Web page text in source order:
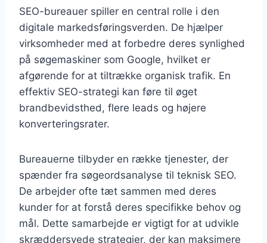
SEO-bureauer spiller en central rolle i den
digitale markedsføringsverden. De hjælper
virksomheder med at forbedre deres synlighed
på søgemaskiner som Google, hvilket er
afgørende for at tiltrække organisk trafik. En
effektiv SEO-strategi kan føre til øget
brandbevidsthed, flere leads og højere
konverteringsrater.
Bureauerne tilbyder en række tjenester, der
spænder fra søgeordsanalyse til teknisk SEO.
De arbejder ofte tæt sammen med deres
kunder for at forstå deres specifikke behov og
mål. Dette samarbejde er vigtigt for at udvikle
skræddersyede strategier, der kan maksimere